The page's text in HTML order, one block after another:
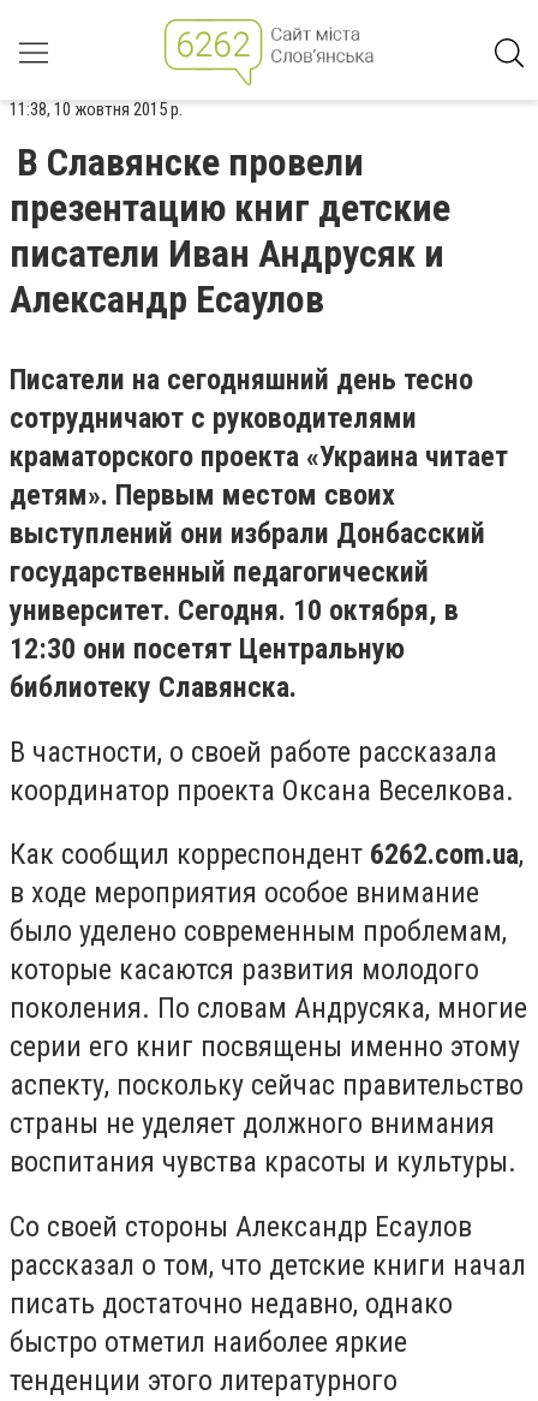
11:38, 10 жовтня 2015 р.
В Славянске провели
презентацию книг детские
писатели Иван Андрусяк и
Александр Есаулов
Писатели на сегодняшний день тесно
сотрудничают с руководителями
краматорского проекта «Украина читает
детям». Первым местом своих
выступлений они избрали Донбасский
государственный педагогический
университет. Сегодня. 10 октября, в
12:30 они посетят Центральную
библиотеку Славянска.
В частности, о своей работе рассказала
координатор проекта Оксана Веселкова.
Как сообщил корреспондент 6262.com.ua,
в ходе мероприятия особое внимание
было уделено современным проблемам,
которые касаются развития молодого
поколения. По словам Андрусяка, многие
серии его книг посвящены именно этому
аспекту, поскольку сейчас правительство
страны не уделяет должного внимания
воспитания чувства красоты и культуры.
Со своей стороны Александр Есаулов
рассказал о том, что детские книги начал
писать достаточно недавно, однако
быстро отметил наиболее яркие
тенденции этого литературного